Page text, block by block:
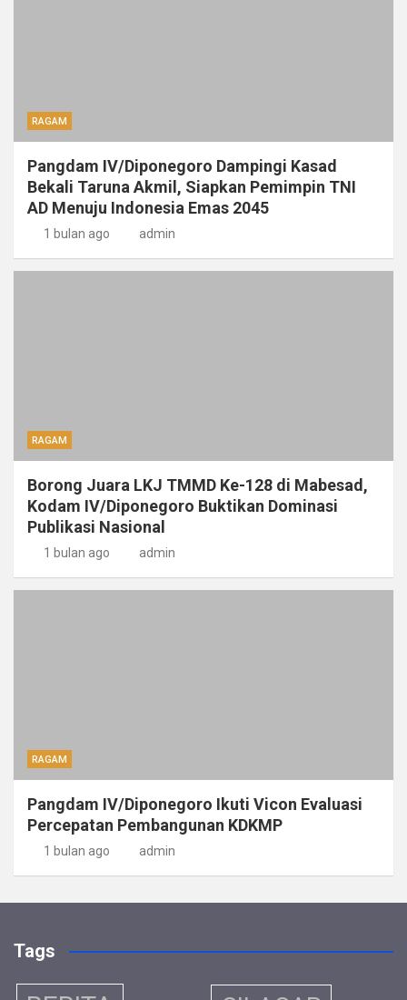
RAGAM
Pangdam IV/Diponegoro Dampingi Kasad
Bekali Taruna Akmil, Siapkan Pemimpin TNI
AD Menuju Indonesia Emas 2045
1 bulan ago admin
RAGAM
Borong Juara LKJ TMMD Ke-128 di Mabesad,
Kodam IV/Diponegoro Buktikan Dominasi
Publikasi Nasional
1 bulan ago admin
RAGAM
Pangdam IV/Diponegoro Ikuti Vicon Evaluasi
Percepatan Pembangunan KDKMP
1 bulan ago admin
Tags